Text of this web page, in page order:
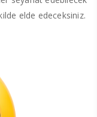
elde edeceksiniz.